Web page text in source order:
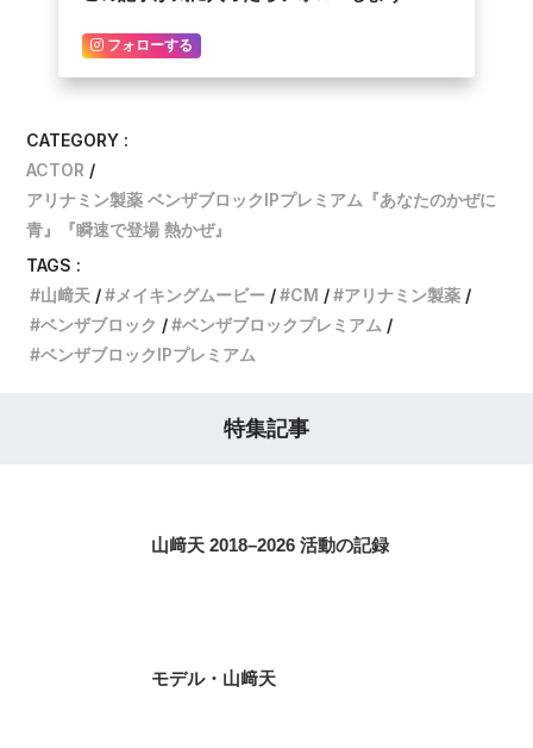
フォローする
CATEGORY :
ACTOR
アリナミン製薬 ベンザブロックIPプレミアム『あなたのかぜに
青』『瞬速で登場 熱かぜ』
TAGS :
山﨑天
メイキングムービー CM
アリナミン製薬
ベンザブロック
ベンザブロックプレミアム
ベンザブロックIPプレミアム
特集記事
山﨑天 2018–2026 活動の記録
モデル・山﨑天